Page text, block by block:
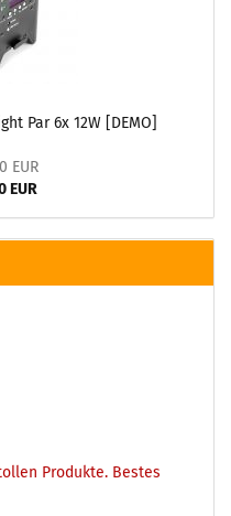
Par 6x 12W [DEMO]
EUR
EUR
Produkte. Bestes